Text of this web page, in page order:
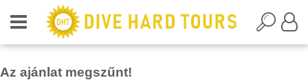
Az ajánlat megszűnt!